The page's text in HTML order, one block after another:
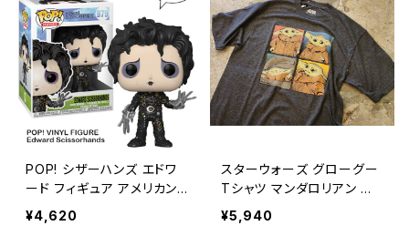
POP! シザーハンズ エドワ
ード フィギュア アメリカン
雑貨 / POP! MOVIES Edw
ard Scissorhands【FUNK
¥4,620
スターウォーズ グローグー
Tシャツ マンダロリアン ア
メリカン雑貨 / STAR WAR
S GROGU T-SHIRT MAN
¥5,940